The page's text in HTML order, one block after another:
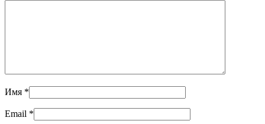
Имя *
Email *